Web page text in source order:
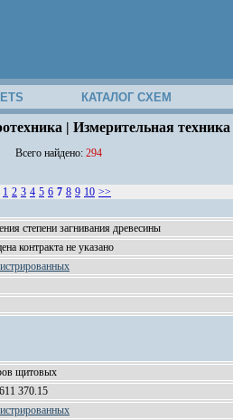
КАТАЛОГ СХЕМ
| Измерительная техника
Всего найдено: 294
1 2 3 4 5 6 7 8 9 10 >>
степени загнивания древесины
контракта не указано
щитовых
370.15